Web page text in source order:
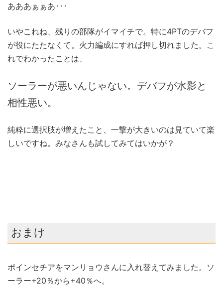
あああぁぁあ･･･
いやこれね、残りの部隊がイマイチで。特に4PTのデバフ
が役にたたなくて。火力編成にすれば押し切れました。こ
れでわかったことは、
ソーラーが悪いんじゃない。デバフが水影と
相性悪い。
純粋に選択肢が増えたこと、一撃が大きいのは見ていて楽
しいですね。みなさんも試してみてはいかが？
おまけ
ポインセチアをマンリョウさんに入れ替えてみました。ソ
ーラー+20％から+40％へ。